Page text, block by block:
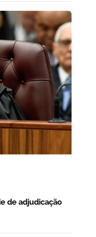
de adjudicação